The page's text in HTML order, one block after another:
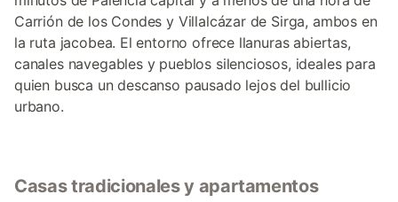
Carrión de los Condes y Villalcázar de Sirga, ambos en
la ruta jacobea. El entorno ofrece llanuras abiertas,
canales navegables y pueblos silenciosos, ideales para
quien busca un descanso pausado lejos del bullicio
urbano.
Casas tradicionales y apartamentos